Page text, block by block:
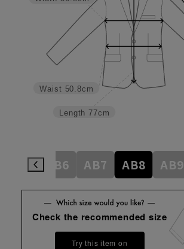
Length 77cm
Waist 50.8cm
AB6 AB7 AB8 AB9
Check the recommended size
Try this item on